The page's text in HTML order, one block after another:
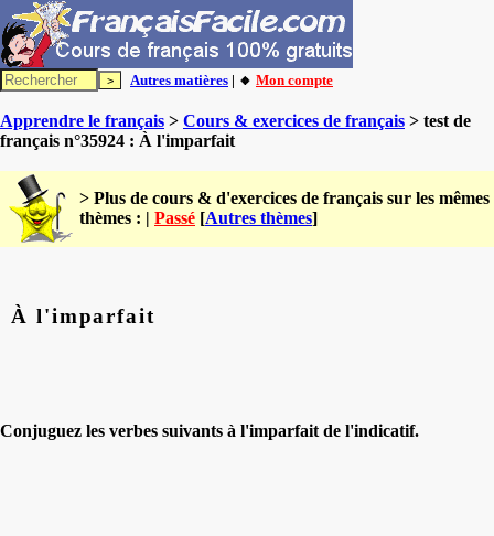
Autres matières | 🔸 Mon compte
Apprendre le français > Cours & exercices de français > test de
français n°35924 : À l'imparfait
> Plus de cours & d'exercices de français sur les mêmes
thèmes : | Passé [Autres thèmes]
À l'imparfait
Conjuguez les verbes suivants à l'imparfait de l'indicatif.